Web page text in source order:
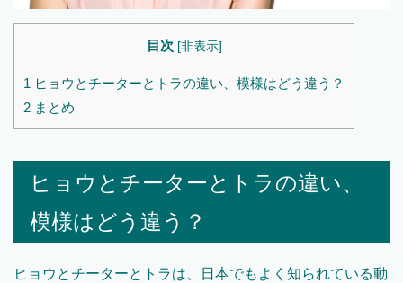
目次 [非表示]
1 ヒョウとチーターとトラの違い、模様はどう違う？
2 まとめ
ヒョウとチーターとトラの違い、
模様はどう違う？
ヒョウとチーターとトラは、日本でもよく知られている動